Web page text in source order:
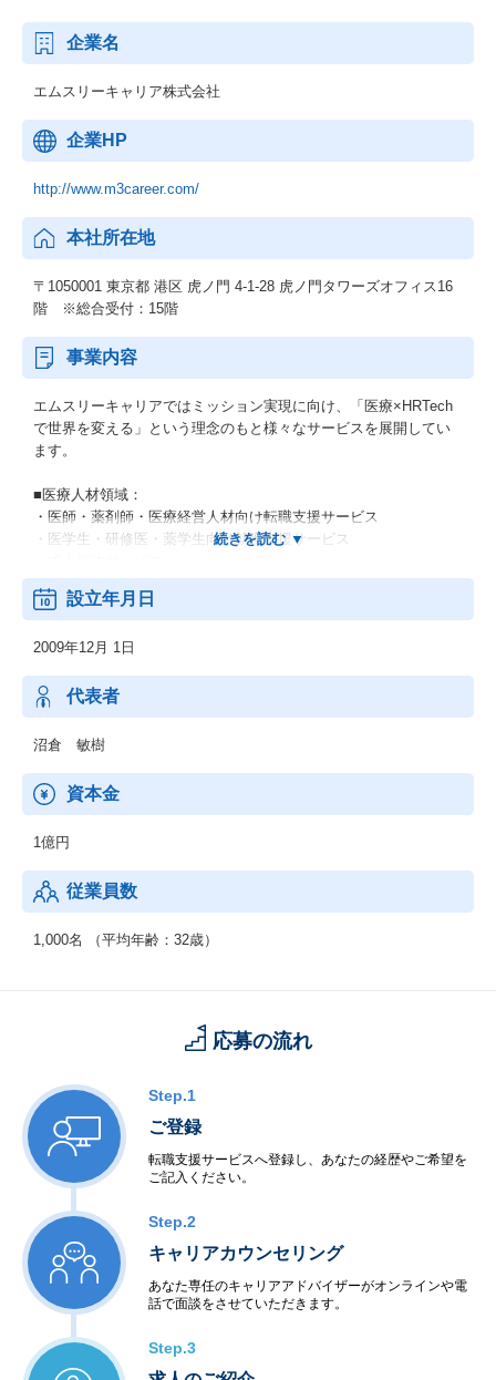
企業名
エムスリーキャリア株式会社
企業HP
http://www.m3career.com/
本社所在地
〒1050001 東京都 港区 虎ノ門 4-1-28 虎ノ門タワーズオフィス16
階 ※総合受付：15階
事業内容
エムスリーキャリアではミッション実現に向け、「医療×HRTech
で世界を変える」という理念のもと様々なサービスを展開してい
ます。
■医療人材領域：
・医師・薬剤師・医療経営人材向け転職支援サービス
・医学生・研修医・薬学生向け就職支援サービス
■経営支援領域：
・病院向け経営支援コンサルティングサービス
・調剤薬局向け事業承継・M&Aサービス
■健康経営領域：
・エンタープライズ企業・SMB企業向け産業医顧問サービス
上記以外にも、世の中や顧客のニーズに合わせ、自治体向けや訪
っております。
設立年月日
2009年12月 1日
代表者
沼倉 敏樹
資本金
1億円
従業員数
1,000名 （平均年齢：32歳）
応募の流れ
Step.1
ご登録
転職支援サービスへ登録し、あなたの経歴やご希望を
ご記入ください。
Step.2
キャリアカウンセリング
あなた専任のキャリアアドバイザーがオンラインや電
話で面談をさせていただきます。
Step.3